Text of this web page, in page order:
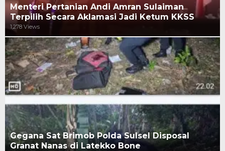
Menteri Pertanian Andi Amran Sulaiman
Terpilih Secara Aklamasi Jadi Ketum KKSS
1,278 Views
Gegana Sat Brimob Polda Sulsel Disposal
Granat Nanas di Latekko Bone